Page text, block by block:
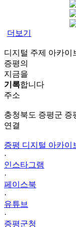
더보기
디지털 주제 아카이
증평의
지금을
기록합니다
주소
충청북도 증평군 증
연결
증평 디지털 아카이
·
인스타그램
·
페이스북
·
유튜브
·
증평군청